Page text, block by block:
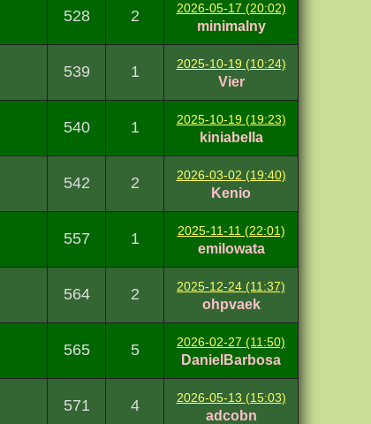
528 2 2026-05-17 (20:02)
minimalny
539 1 2025-10-19 (10:24)
Vier
540 1 2025-10-19 (19:23)
kiniabella
542 2 2026-03-02 (19:40)
Kenio
557 1 2025-11-11 (22:01)
emilowata
564 2 2025-12-24 (11:37)
ohpvaek
565 5 2026-02-27 (11:50)
DanielBarbosa
571 4 2026-05-13 (15:03)
adcobn